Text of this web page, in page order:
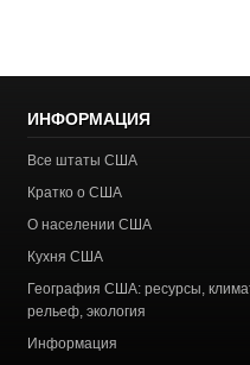
ИНФОРМАЦИЯ
Все штаты США
Кратко о США
О населении США
Кухня США
География США: ресурсы,
рельеф, экология
Информация